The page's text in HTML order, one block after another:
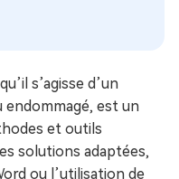
s’agisse d’un
endommagé, est un
et outils
solutions adaptées,
ou l’utilisation de